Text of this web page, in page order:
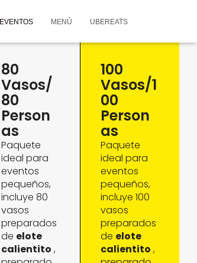
EVENTOS MENÚ UBEREATS
80
Vasos/
80
Person
As
Paquete
ideal para
eventos
pequeños,
incluye 80
vasos
preparados
de elote
calientito ,
100
Vasos/1
00
Person
As
Paquete
ideal para
eventos
pequeños,
incluye 100
vasos
preparados
de elote
calientito ,